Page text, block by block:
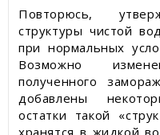
Повторюсь,
структуры чистой
при нормальных
Возможно
полученного
добавлены
остатки такой